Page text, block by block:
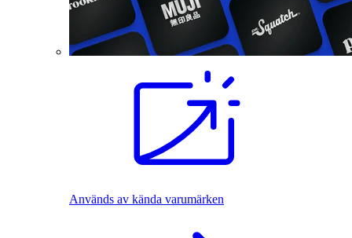
Används av kända varumärken